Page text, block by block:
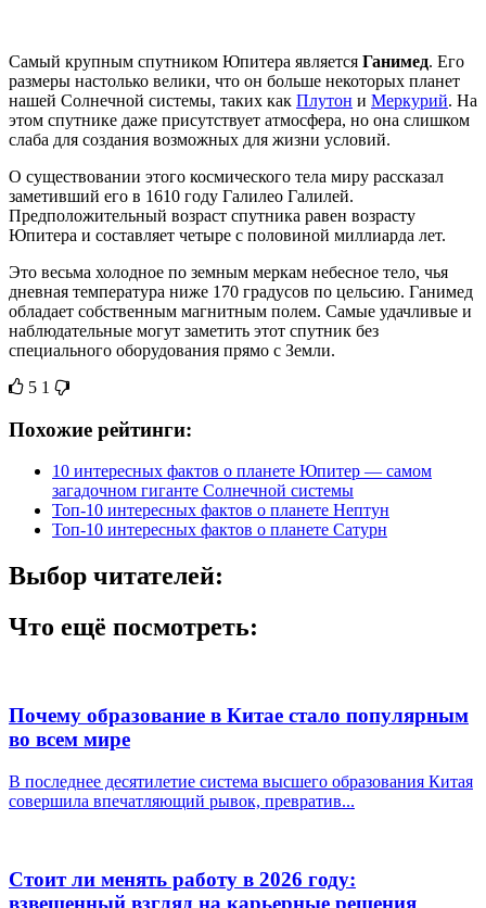
Самый крупным спутником Юпитера является Ганимед. Его
размеры настолько велики, что он больше некоторых планет
нашей Солнечной системы, таких как Плутон и Меркурий. На
этом спутнике даже присутствует атмосфера, но она слишком
слаба для создания возможных для жизни условий.
О существовании этого космического тела миру рассказал
заметивший его в 1610 году Галилео Галилей.
Предположительный возраст спутника равен возрасту
Юпитера и составляет четыре с половиной миллиарда лет.
Это весьма холодное по земным меркам небесное тело, чья
дневная температура ниже 170 градусов по цельсию. Ганимед
обладает собственным магнитным полем. Самые удачливые и
наблюдательные могут заметить этот спутник без
специального оборудования прямо с Земли.
5 1
Похожие рейтинги:
10 интересных фактов о планете Юпитер — самом
загадочном гиганте Солнечной системы
Топ-10 интересных фактов о планете Нептун
Топ-10 интересных фактов о планете Сатурн
Выбор читателей:
Что ещё посмотреть:
Почему образование в Китае стало популярным
во всем мире
В последнее десятилетие система высшего образования Китая
совершила впечатляющий рывок, превратив...
Стоит ли менять работу в 2026 году:
взвешенный взгляд на карьерные решения